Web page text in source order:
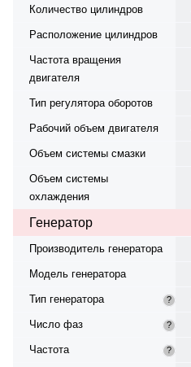
Количество цилиндров
Расположение цилиндров
Частота вращения
двигателя
Тип регулятора оборотов
Рабочий объем двигателя
Объем системы смазки
Объем системы
охлаждения
Генератор
Производитель генератора
Модель генератора
Тип генератора
?
Число фаз
?
Частота
?